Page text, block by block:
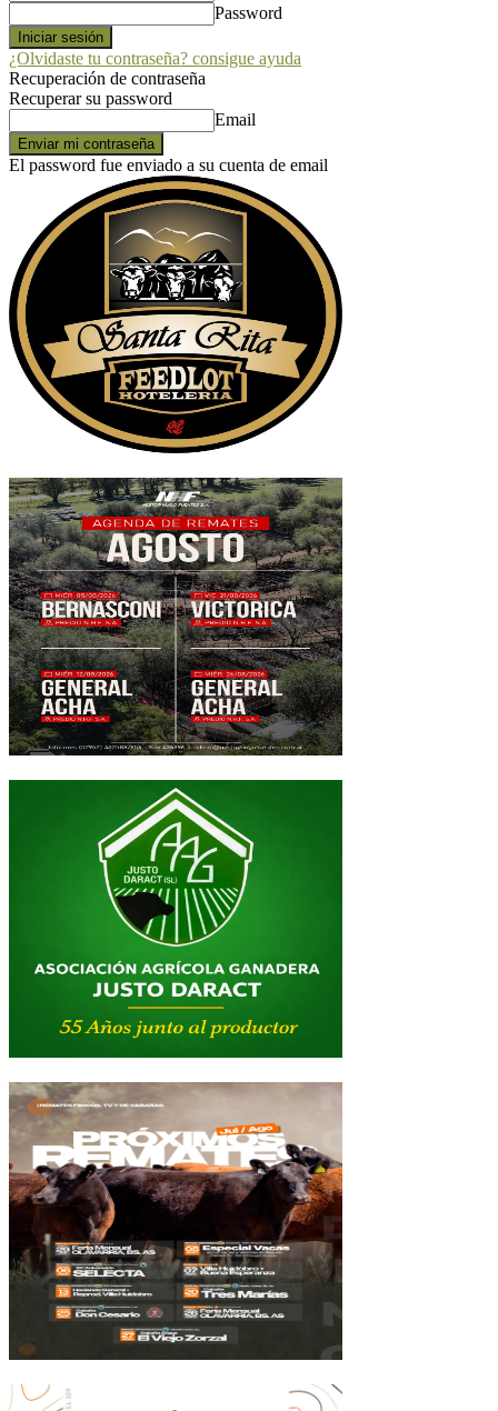
Password
¿Olvidaste tu contraseña? consigue ayuda
Recuperación de contraseña
Recuperar su password
Email
El password fue enviado a su cuenta de email